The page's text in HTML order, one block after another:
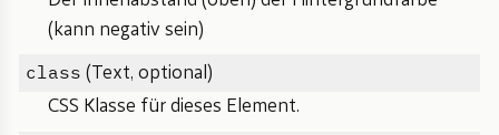
(kann negativ sein)
class (Text, optional)
CSS Klasse für dieses Element.